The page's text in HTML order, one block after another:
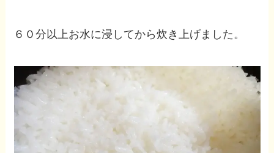
６０分以上お水に浸してから炊き上げました。